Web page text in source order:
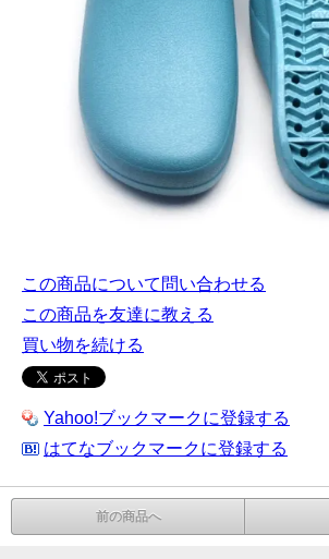
この商品について問い合わせる
この商品を友達に教える
買い物を続ける
Yahoo!ブックマークに登録する
はてなブックマークに登録する
前の商品へ